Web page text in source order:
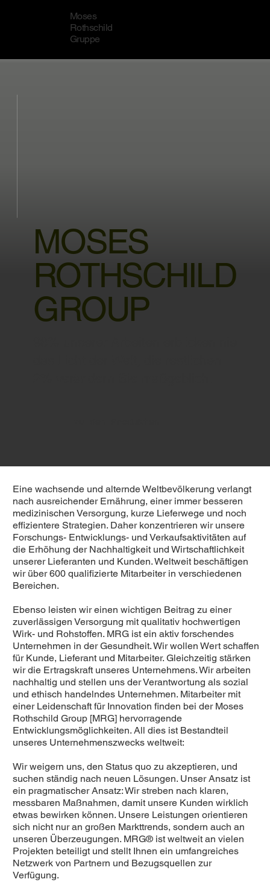
Moses
Rothschild
Gruppe
MOSES
ROTHSCHILD
GROUP
Eine wachsende und alternde Weltbevölkerung verlangt
nach ausreichender Ernährung, einer immer besseren
medizinischen Versorgung, kurze Lieferwege und noch
effizientere Strategien. Daher konzentrieren wir unsere
Forschungs- Entwicklungs- und Verkaufsaktivitäten auf
die Erhöhung der Nachhaltigkeit und Wirtschaftlichkeit
unserer Lieferanten und Kunden. Weltweit beschäftigen
wir über 600 qualifizierte Mitarbeiter in verschiedenen
Bereichen.
Ebenso leisten wir einen wichtigen Beitrag zu einer
zuverlässigen Versorgung mit qualitativ hochwertigen
Wirk- und Rohstoffen. MRG ist ein aktiv forschendes
Unternehmen in der Gesundheit. Wir wollen Wert schaffen
für Kunde, Lieferant und Mitarbeiter. Gleichzeitig stärken
wir die Ertragskraft unseres Unternehmens. Wir arbeiten
nachhaltig und stellen uns der Verantwortung als sozial
und ethisch handelndes Unternehmen. Mitarbeiter mit
einer Leidenschaft für Innovation finden bei der Moses
Rothschild Group [MRG] hervorragende
Entwicklungsmöglichkeiten. All dies ist Bestandteil
unseres Unternehmenszwecks weltweit:
Wir weigern uns, den Status quo zu akzeptieren, und
suchen ständig nach neuen Lösungen. Unser Ansatz ist
ein pragmatischer Ansatz: Wir streben nach klaren,
messbaren Maßnahmen, damit unsere Kunden wirklich
etwas bewirken können. Unsere Leistungen orientieren
sich nicht nur an großen Markttrends, sondern auch an
unseren Überzeugungen. MRG® ist weltweit an vielen
Projekten beteiligt und stellt Ihnen ein umfangreiches
Netzwerk von Partnern und Bezugsquellen zur
Verfügung.